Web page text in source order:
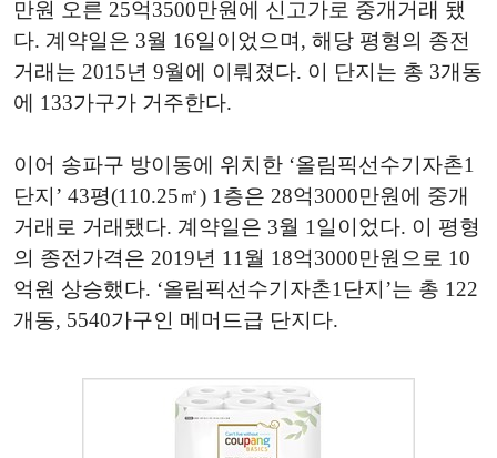
만원 오른 25억3500만원에 신고가로 중개거래 됐
다. 계약일은 3월 16일이었으며, 해당 평형의 종전
거래는 2015년 9월에 이뤄졌다. 이 단지는 총 3개동
에 133가구가 거주한다.
이어 송파구 방이동에 위치한 ‘올림픽선수기자촌1
단지’ 43평(110.25㎡) 1층은 28억3000만원에 중개
거래로 거래됐다. 계약일은 3월 1일이었다. 이 평형
의 종전가격은 2019년 11월 18억3000만원으로 10
억원 상승했다. ‘올림픽선수기자촌1단지’는 총 122
개동, 5540가구인 메머드급 단지다.